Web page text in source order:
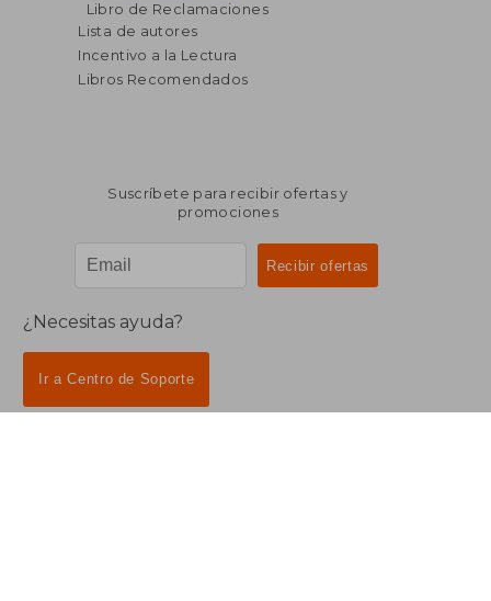
Libro de Reclamaciones
Lista de autores
Incentivo a la Lectura
Libros Recomendados
Suscríbete para recibir ofertas y
promociones
¿Necesitas ayuda?
Ir a Centro de Soporte